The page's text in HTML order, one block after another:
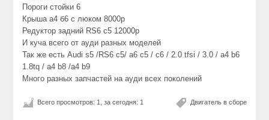
Пороги стойки 6
Крыша а4 б6 с люком 8000р
Редуктор задний RS6 c5 12000р
И куча всего от ауди разных моделей
Так же есть Audi s5 /RS6 c5/ a6 c5 / c6 / 2.0 tfsi / 3.0 / a4 b6
1.8tq / a4 b8 /a4 b9
Много разных запчастей на ауди всех поколений
Двигатель в сборе
Всего просмотров: 1, за сегодня: 1